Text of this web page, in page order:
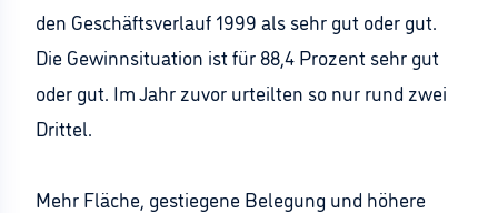
den Geschäftsverlauf 1999 als sehr gut oder gut.
Die Gewinnsituation ist für 88,4 Prozent sehr gut
oder gut. Im Jahr zuvor urteilten so nur rund zwei
Drittel.
Mehr Fläche, gestiegene Belegung und höhere